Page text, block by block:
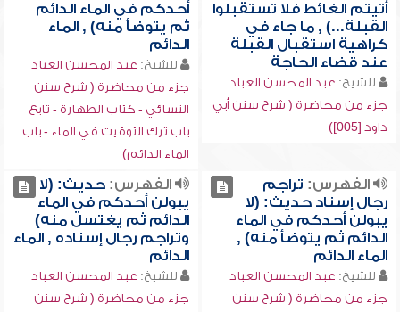
أتيتم الغائط فلا تستقبلوا
القبلة...) , ما جاء في
كراهية استقبال القبلة
عند قضاء الحاجة
للشيخ: عبد المحسن العباد
جزء من محاضرة ( شرح سنن أبي
داود [005])
أحدكم في الماء الدائم
ثم يتوضأ منه) , الماء
الدائم
للشيخ: عبد المحسن العباد
جزء من محاضرة ( شرح سنن
النسائي - كتاب الطهارة - تابع
باب ترك التوقيت في الماء - باب
الماء الدائم)
الفهرس: تراجم
رجال إسناد حديث: (لا
يبولن أحدكم في الماء
الدائم ثم يتوضأ منه) ,
الماء الدائم
للشيخ: عبد المحسن العباد
جزء من محاضرة ( شرح سنن
الفهرس:حديث: (لا
يبولن أحدكم في الماء
الدائم ثم يغتسل منه)
وتراجم رجال إسناده , الماء
الدائم
للشيخ: عبد المحسن العباد
جزء من محاضرة ( شرح سنن